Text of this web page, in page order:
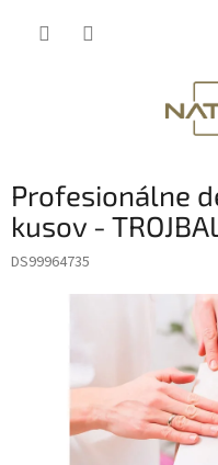
Profesionálne
kusov -
DS99964735